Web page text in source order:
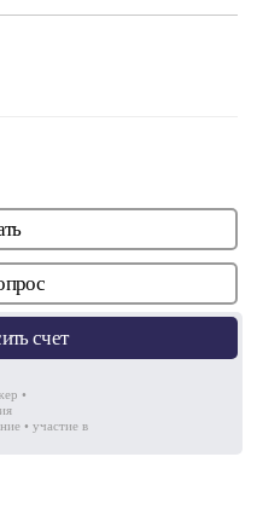
счет
•
• участие в